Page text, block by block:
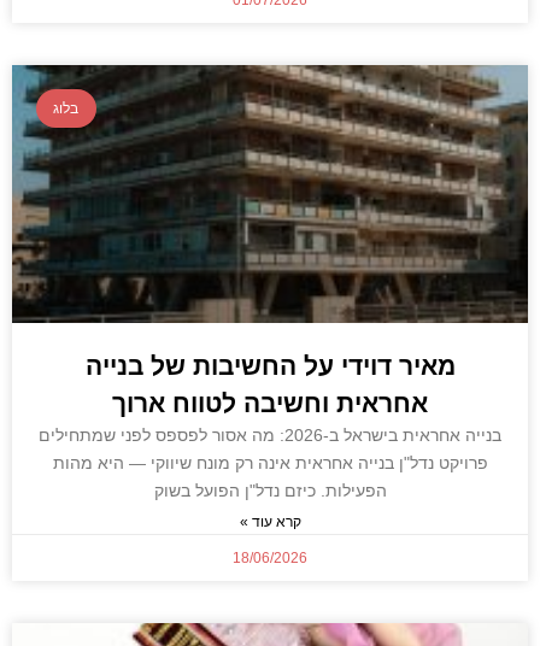
בלוג
מאיר דוידי על החשיבות של בנייה
אחראית וחשיבה לטווח ארוך
בנייה אחראית בישראל ב-2026: מה אסור לפספס לפני שמתחילים
פרויקט נדל"ן בנייה אחראית אינה רק מונח שיווקי — היא מהות
הפעילות. כיזם נדל"ן הפועל בשוק
קרא עוד »
18/06/2026